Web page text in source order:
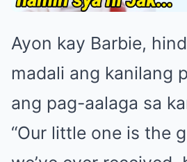
Ayon kay Barbie,
madali ang kanilang
ang pag-aalaga sa
“Our little one is the